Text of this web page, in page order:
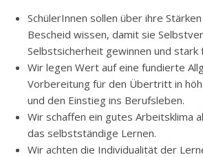
SchülerInnen sollen über ihre
Bescheid wissen, damit sie
Selbstsicherheit gewinnen und stark
Wir legen Wert auf eine fundierte
Vorbereitung für den Übertritt in
und den Einstieg ins Berufsleben.
Wir schaffen ein gutes Arbeitsklima
das selbstständige Lernen.
Wir achten die Individualität der